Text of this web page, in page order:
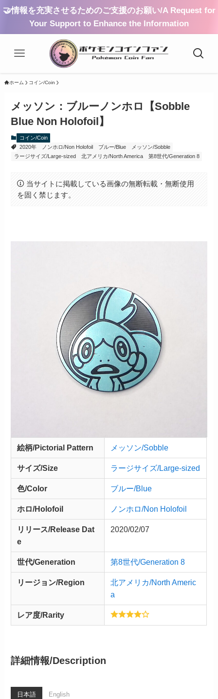
🤝情報を充実させるためのご支援のお願い/A Request for
Your Support to Enhance the Information
ホーム コイン/Coin
メッソン：ブルーノンホロ【Sobble
Blue Non Holofoil】
コイン/Coin
2020年
ノンホロ/Non Holofoil ブルー/Blue
メッソン/Sobble
ラージサイズ/Large-sized
北アメリカ/North America 第8世代/Generation 8
当サイトに掲載している画像の無断転載・無断使用
を固く禁じます。
絵柄/Pictorial Pattern メッソン/Sobble
サイズ/Size ラージサイズ/Large-sized
色/Color ブルー/Blue
ホロ/Holofoil ノンホロ/Non Holofoil
リリース/Release Dat
e
2020/02/07
世代/Generation 第8世代/Generation 8
リージョン/Region
北アメリカ/North Americ
a
レア度/Rarity
詳細情報/Description
日本語 English